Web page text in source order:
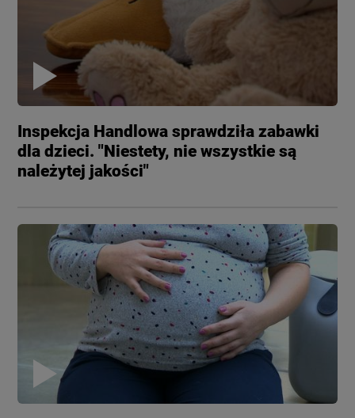
Inspekcja Handlowa sprawdziła zabawki
dla dzieci. "Niestety, nie wszystkie są
należytej jakości"